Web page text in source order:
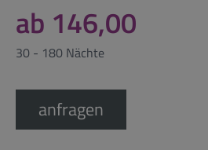
ab 146,00
30 - 180 Nächte
anfragen